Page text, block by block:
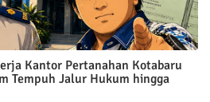
Kantor Pertanahan Kotabaru
Tempuh Jalur Hukum hingga